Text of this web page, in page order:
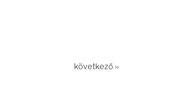
következő ››